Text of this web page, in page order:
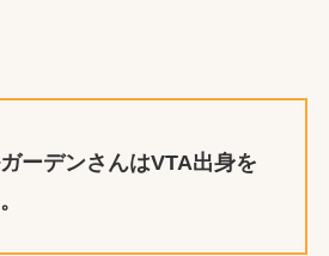
ーデンさんはVTA出身を